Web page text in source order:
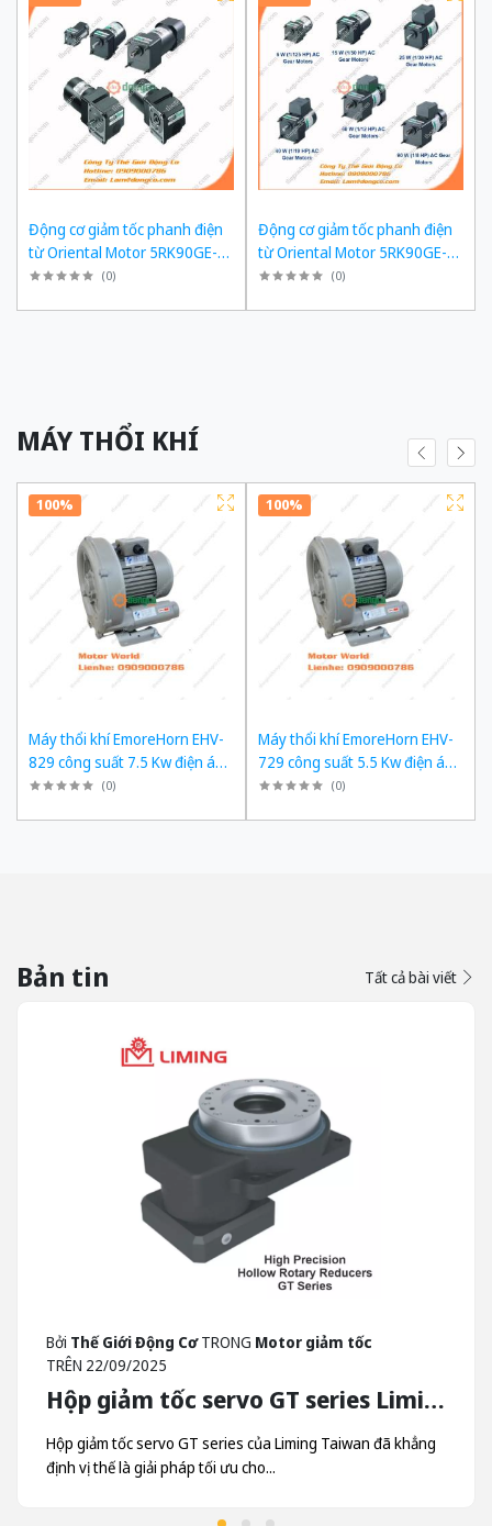
Động cơ giảm tốc phanh điện
từ Oriental Motor 5RK90GE-
SW2ML + 5GE180KF công suất
(0)
Động cơ giảm tốc phanh điện
từ Oriental Motor 5RK90GE-
SW2ML + 5GE150KF công suất
(0)
MÁY THỔI KHÍ
100%
Máy thổi khí EmoreHorn EHV-
829 công suất 7.5 Kw điện áp
3pha 380VAC, 50Hz
(0)
100%
Máy thổi khí EmoreHorn EHV-
729 công suất 5.5 Kw điện áp
3pha 380VAC, 50Hz
(0)
Bản tin Tất cả bài viết
Bởi Thế Giới Động Cơ TRONG Motor giảm tốc
TRÊN 22/09/2025
Hộp giảm tốc servo GT series Liming - Hộp Giảm Tốc Quay Trục Rỗng Liming Taiwan
Hộp giảm tốc servo GT series của Liming Taiwan đã khẳng
định vị thế là giải pháp tối ưu cho...